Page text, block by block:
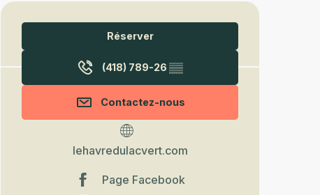
Ouverture et coordonnées
Réserver
(418) 789-26 ▒▒
Contactez-nous
lehavredulacvert.com
Page Facebook